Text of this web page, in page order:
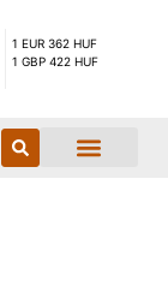
1 EUR 362 HUF
1 GBP 422 HUF